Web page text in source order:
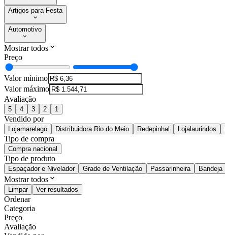
Artigos para Festa
Automotivo
Mostrar todos
Preço
Valor mínimo
Valor máximo
Avaliação
5 4 3 2 1
Vendido por
Lojamarelago Distribuidora Rio do Meio Redepinhal Lojalaurindos
Tipo de compra
Compra nacional
Tipo de produto
Espaçador e Nivelador Grade de Ventilação Passarinheira Bandeja
Mostrar todos
Limpar Ver resultados
Ordenar
Categoria
Preço
Avaliação